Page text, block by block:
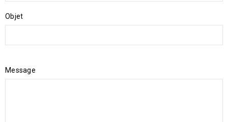
Objet
Message